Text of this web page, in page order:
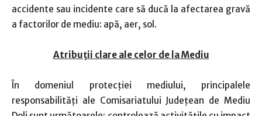
accidente sau incidente care să ducă la afectarea gravă
a factorilor de mediu: apă, aer, sol.
Atribuţii clare ale celor de la Mediu
În domeniul protecţiei mediului, principalele
responsabilităţi ale Comisariatului Judeţean de Mediu